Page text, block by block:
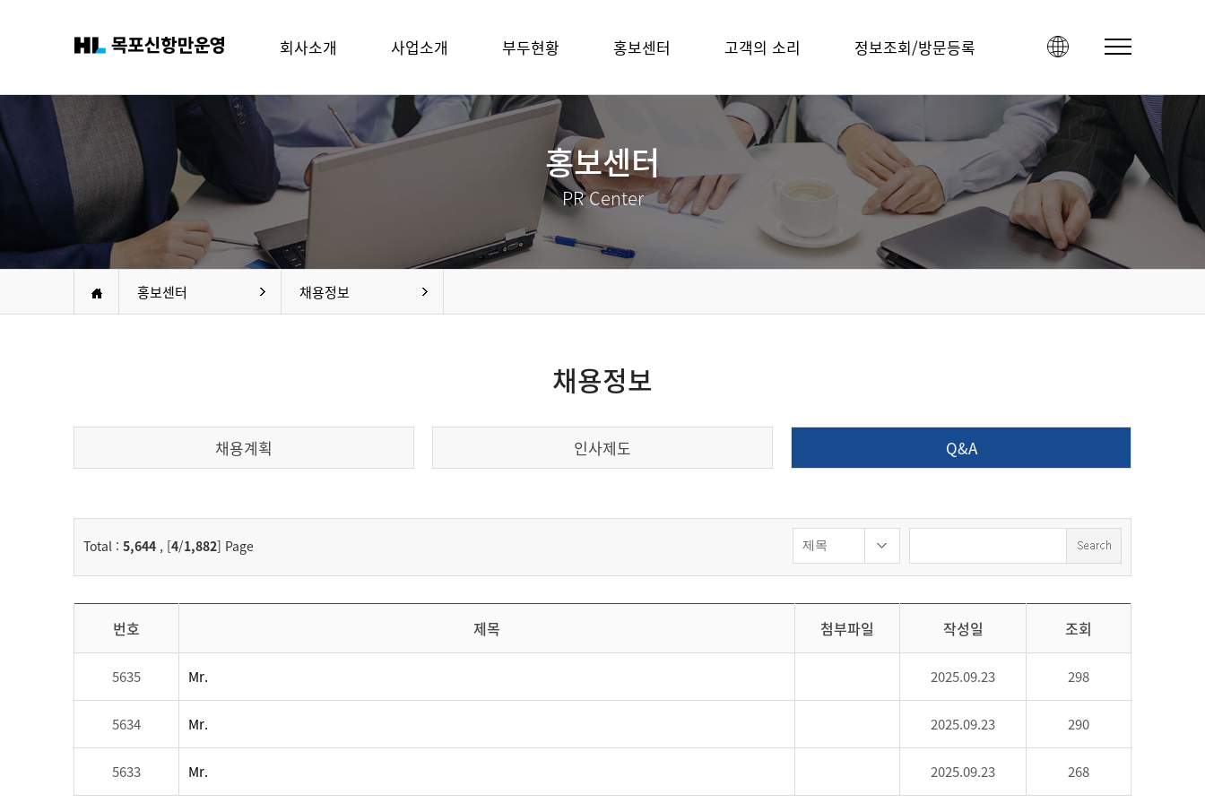
회사소개 사업소개 부두현황 홍보센터 고객의 소리 정보조회/방문등록
홍보센터
PR Center
홍보센터 채용정보
채용정보
채용계획 인사제도 Q&A
Total : 5,644 , [4/1,882] Page
번호 제목 첨부파일 작성일 조회
5635 Mr. 2025.09.23 298
5634 Mr. 2025.09.23 290
5633 Mr. 2025.09.23 268